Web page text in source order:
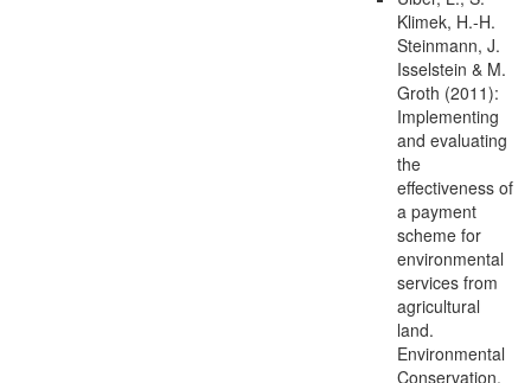
Klimek, H.-H.
Steinmann, J.
Isselstein & M.
Groth (2011):
Implementing
and evaluating
the
effectiveness of
a payment
scheme for
environmental
services from
agricultural
land.
Environmental
Conservation,